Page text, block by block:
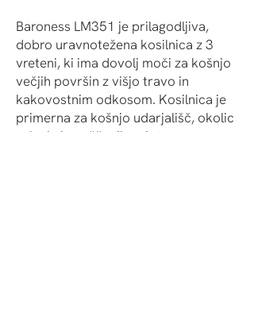
Baroness LM351 je prilagodljiva,
dobro uravnotežena kosilnica z 3
vreteni, ki ima dovolj moči za košnjo
večjih površin z višjo travo in
kakovostnim odkosom. Kosilnica je
primerna za košnjo udarjališč, okolic
zelenic in peščenih ovir ter